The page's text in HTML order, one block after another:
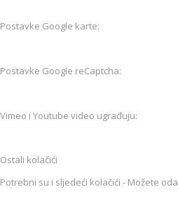
Postavke Google karte:
Postavke Google reCaptcha:
Vimeo i Youtube video ugrađuju:
Ostali kolačići
Potrebni su i sljedeći kolačići - Možete